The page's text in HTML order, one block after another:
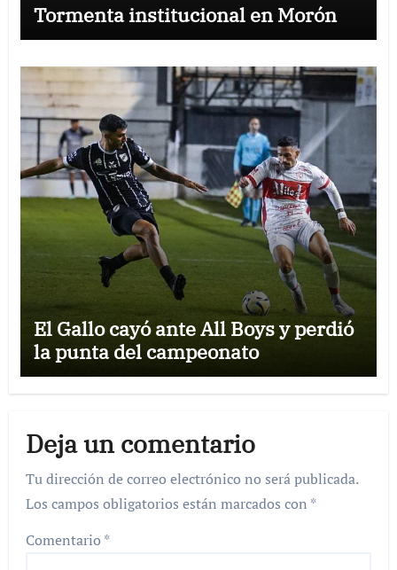
Tormenta institucional en Morón
El Gallo cayó ante All Boys y perdió
la punta del campeonato
Deja un comentario
Tu dirección de correo electrónico no será publicada.
Los campos obligatorios están marcados con *
Comentario *